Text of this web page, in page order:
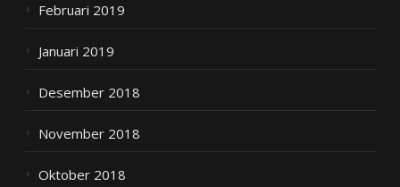
Februari 2019
Januari 2019
Desember 2018
November 2018
Oktober 2018